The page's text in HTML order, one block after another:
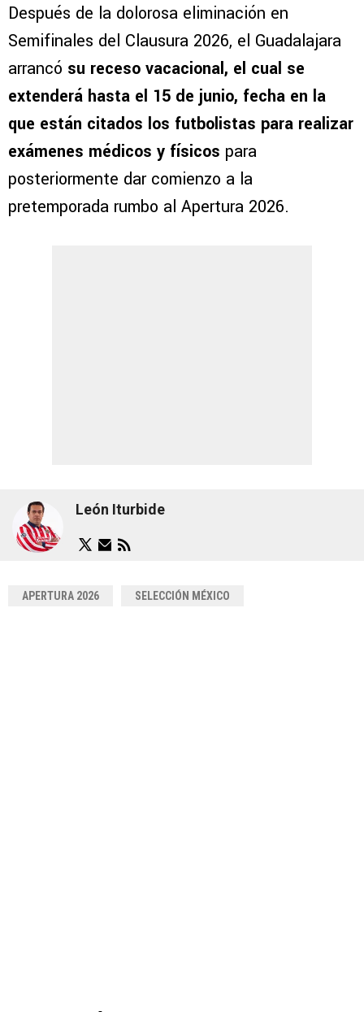
Después de la dolorosa eliminación en
Semifinales del Clausura 2026, el Guadalajara
arrancó su receso vacacional, el cual se
extenderá hasta el 15 de junio, fecha en la
que están citados los futbolistas para realizar
exámenes médicos y físicos para
posteriormente dar comienzo a la
pretemporada rumbo al Apertura 2026.
León Iturbide
APERTURA 2026 SELECCIÓN MÉXICO